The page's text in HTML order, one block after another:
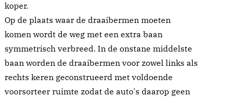
koper.
Op de plaats waar de draaibermen moeten
komen wordt de weg met een extra baan
symmetrisch verbreed. In de onstane middelste
baan worden de draaibermen voor zowel links als
rechts keren geconstrueerd met voldoende
voorsorteer ruimte zodat de auto's daarop geen